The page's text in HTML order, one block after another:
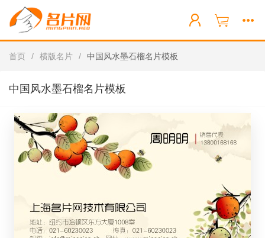
首页 / 横版名片 / 中国风水墨石榴名片模板
中国风水墨石榴名片模板